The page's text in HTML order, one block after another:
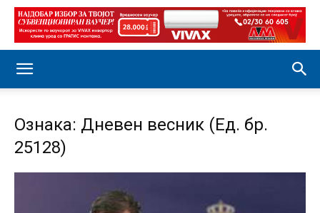
Ознака: Дневен весник (Ед. бр.
25128)